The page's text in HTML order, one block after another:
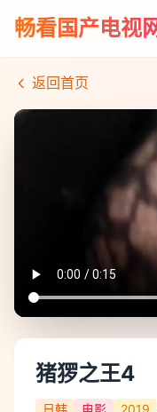
畅看国产电视
返回首页
猪猡之王4
日韩 电影 2019